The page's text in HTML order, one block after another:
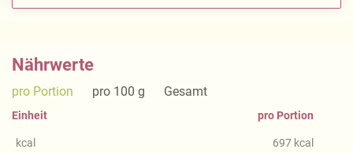
Nährwerte
pro Portion pro 100 g Gesamt
Einheit
kcal
pro Portion
697 kcal